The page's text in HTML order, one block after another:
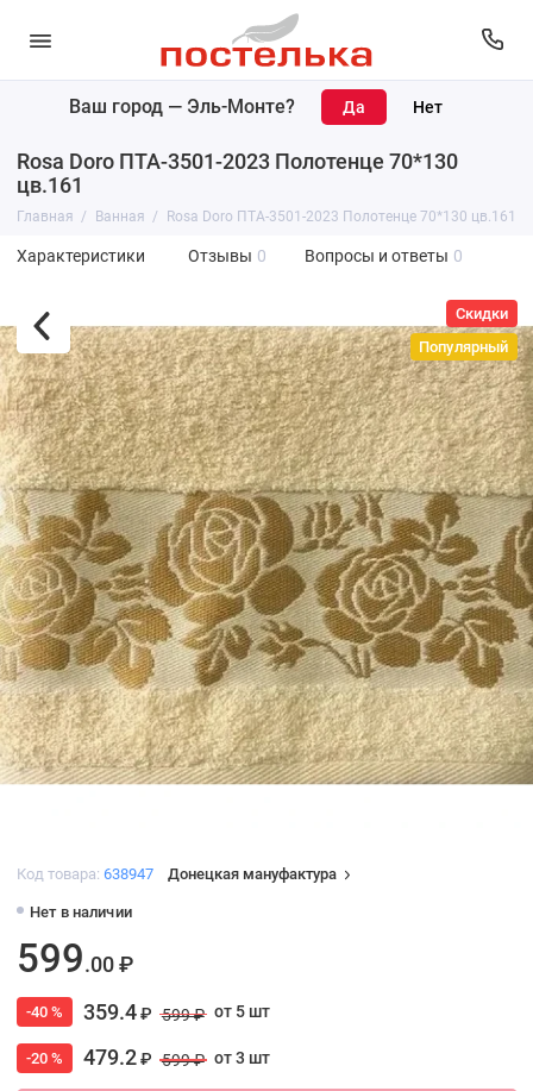
Ваш город — Эль-Монте?
Rosa Doro ПТА-3501-2023 Полотенце 70*130
цв.161
Главная Ванная Rosa Doro ПТА-3501-2023 Полотенце 70*130 цв.161
Характеристики Отзывы 0 Вопросы и ответы 0
Скидки
Популярный
Код товара: 638947 Донецкая мануфактура
Нет в наличии
599.00 ₽
-40 % 359.4₽ 599 ₽ от 5 шт
-20 % 479.2₽ 599 ₽ от 3 шт